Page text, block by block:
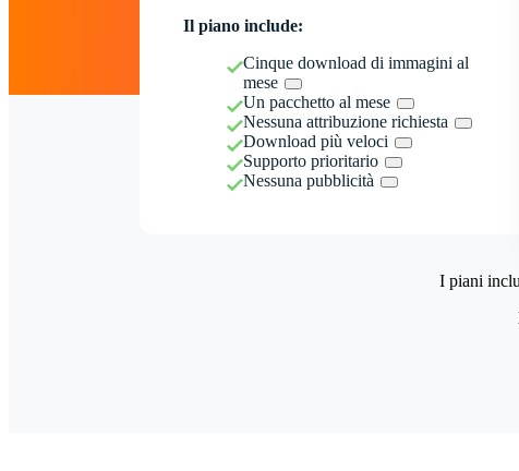
Il piano include:
Cinque download di immagini al
mese
Un pacchetto al mese
Nessuna attribuzione richiesta
Download più veloci
Supporto prioritario
Nessuna pubblicità
I piani